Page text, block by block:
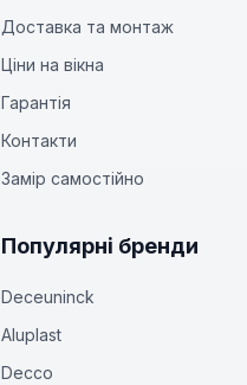
Доставка та монтаж
Ціни на вікна
Гарантія
Контакти
Замір самостійно
Популярні бренди
Deceuninck
Aluplast
Decco